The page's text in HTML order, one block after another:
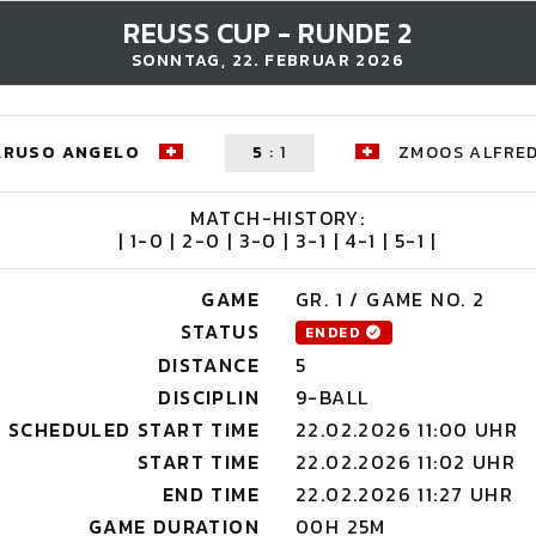
REUSS CUP - RUNDE 2
SONNTAG, 22. FEBRUAR 2026
ANGELO 5 : 1 ZMOOS
MATCH-HISTORY:
| 1-0 | 2-0 | 3-0 | 3-1 | 4-1 | 5-1 |
GAME
GR. 1 / GAME NO. 2
STATUS
ENDED
DISTANCE
5
DISCIPLIN
9-BALL
SCHEDULED START TIME
22.02.2026 11:00 UHR
START TIME
22.02.2026 11:02 UHR
END TIME
22.02.2026 11:27 UHR
GAME DURATION
00H 25M